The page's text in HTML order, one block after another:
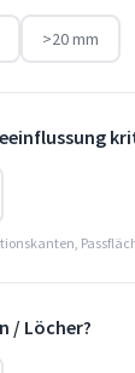
>20 mm
/ Löcher?